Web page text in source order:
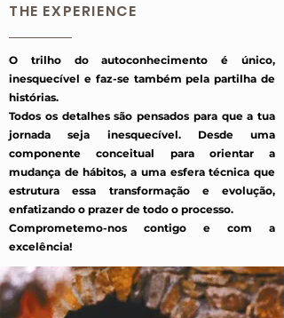
THE EXPERIENCE
O trilho do autoconhecimento é único,
inesquecível e faz-se também pela partilha de
histórias.
Todos os detalhes são pensados para que a tua
jornada seja inesquecível. Desde uma
componente conceitual para orientar a
mudança de hábitos, a uma esfera técnica que
estrutura essa transformação e evolução,
enfatizando o prazer de todo o processo.
Comprometemo-nos contigo e com a
excelência!